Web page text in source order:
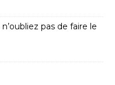
pas de faire le